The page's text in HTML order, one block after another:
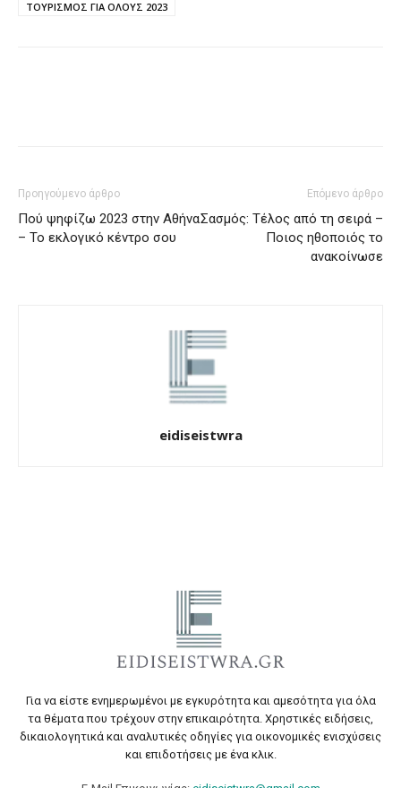
ΤΟΥΡΙΣΜΟΣ ΓΙΑ ΟΛΟΥΣ 2023
Προηγούμενο άρθρο
Πού ψηφίζω 2023 στην Αθήνα
– Το εκλογικό κέντρο σου
Επόμενο άρθρο
Σασμός: Τέλος από τη σειρά –
Ποιος ηθοποιός το
ανακοίνωσε
eidiseistwra
Για να είστε ενημερωμένοι με εγκυρότητα και αμεσότητα για όλα
τα θέματα που τρέχουν στην επικαιρότητα. Χρηστικές ειδήσεις,
δικαιολογητικά και αναλυτικές οδηγίες για οικονομικές ενισχύσεις
και επιδοτήσεις με ένα κλικ.